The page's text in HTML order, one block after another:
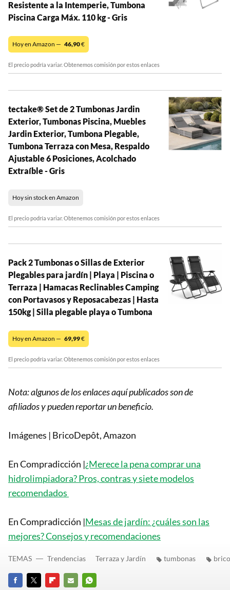
Resistente a la Intemperie, Tumbona
Piscina Carga Máx. 110 kg - Gris
Hoy en Amazon — 46,90€
El precio podría variar. Obtenemos comisión por estos enlaces
tectake® Set de 2 Tumbonas Jardin
Exterior, Tumbonas Piscina, Muebles
Jardin Exterior, Tumbona Plegable,
Tumbona Terraza con Mesa, Respaldo
Ajustable 6 Posiciones, Acolchado
Extraíble - Gris
Hoy sin stock en Amazon
El precio podría variar. Obtenemos comisión por estos enlaces
Pack 2 Tumbonas o Sillas de Exterior
Plegables para jardín | Playa | Piscina o
Terraza | Hamacas Reclinables Camping
con Portavasos y Reposacabezas | Hasta
150kg | Silla plegable playa o Tumbona
Hoy en Amazon — 69,99€
El precio podría variar. Obtenemos comisión por estos enlaces
Nota: algunos de los enlaces aquí publicados son de
afiliados y pueden reportar un beneficio.
Imágenes | BricoDepôt, Amazon
En Compradicción |¿Merece la pena comprar una
hidrolimpiadora? Pros, contras y siete modelos
recomendados
En Compradicción |Mesas de jardín: ¿cuáles son las
mejores? Consejos y recomendaciones
TEMAS Trendencias Terraza y Jardín tumbonas